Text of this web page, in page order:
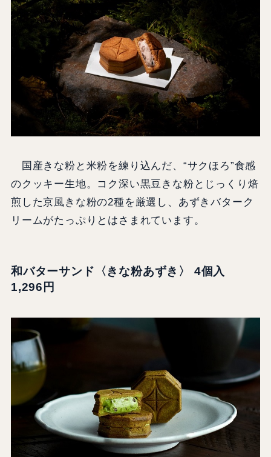
国産きな粉と米粉を練り込んだ、“サクほろ”食感
のクッキー生地。コク深い黒豆きな粉とじっくり焙
煎した京風きな粉の2種を厳選し、あずきバターク
リームがたっぷりとはさまれています。
和バターサンド〈きな粉あずき〉 4個入
1,296円